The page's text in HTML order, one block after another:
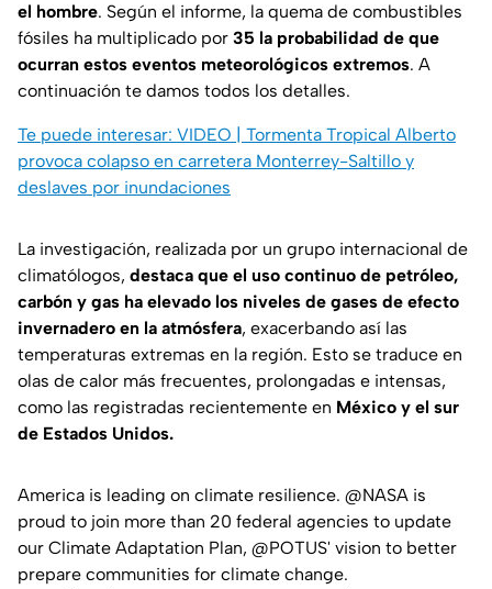
el hombre. Según el informe, la quema de combustibles
fósiles ha multiplicado por 35 la probabilidad de que
ocurran estos eventos meteorológicos extremos. A
continuación te damos todos los detalles.
Te puede interesar: VIDEO | Tormenta Tropical Alberto
provoca colapso en carretera Monterrey-Saltillo y
deslaves por inundaciones
La investigación, realizada por un grupo internacional de
climatólogos, destaca que el uso continuo de petróleo,
carbón y gas ha elevado los niveles de gases de efecto
invernadero en la atmósfera, exacerbando así las
temperaturas extremas en la región. Esto se traduce en
olas de calor más frecuentes, prolongadas e intensas,
como las registradas recientemente en México y el sur
de Estados Unidos.
America is leading on climate resilience. @NASA is
proud to join more than 20 federal agencies to update
our Climate Adaptation Plan, @POTUS' vision to better
prepare communities for climate change.